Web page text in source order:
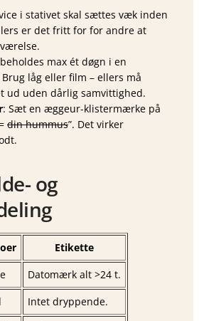
i stativet skal sættes væk inden
er det fritt for for andre at
max ét døgn i en
låg eller film – ellers må
ud uden dårlig samvittighed.
: Sæt en æggeur-klistermærke på
din hummus”. Det virker
og
Etikette
Datomærk alt >24 t.
Intet dryppende.